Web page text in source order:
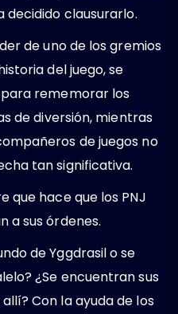
decidido clausurarlo.
de uno de los gremios
del juego, se
rememorar los
de diversión, mientras
de juegos no
tan significativa.
que hace que los PNJ
a sus órdenes.
de Yggdrasil o se
¿Se encuentran sus
Con la ayuda de los